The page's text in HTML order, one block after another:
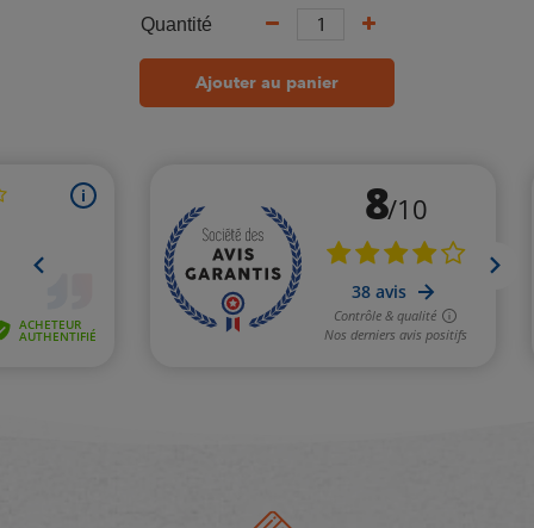
Quantité
Ajouter au panier